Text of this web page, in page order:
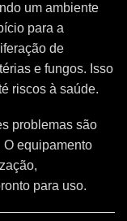
um ambiente
para a
de
e fungos. Isso
riscos à saúde.
problemas são
O equipamento
para uso.